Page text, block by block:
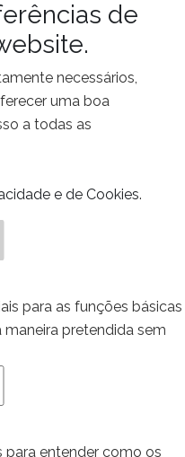
de
necessários,
uma boa
a todas as
e de Cookies.
para as funções básicas
pretendida sem
para entender como os